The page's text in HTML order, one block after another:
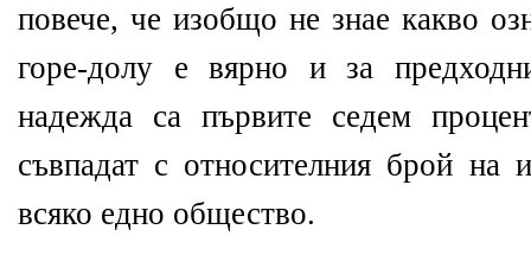
повече, че изобщо не знае какво
горе-долу е вярно и за
надежда са първите седем
съвпадат с относителния брой на
всяко едно общество.